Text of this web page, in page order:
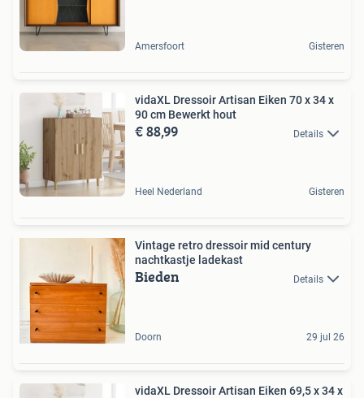
Amersfoort Gisteren
vidaXL Dressoir Artisan Eiken 70 x 34 x
90 cm Bewerkt hout
€ 88,99 Details
Heel Nederland Gisteren
Vintage retro dressoir mid century
nachtkastje ladekast
Bieden Details
Doorn 29 jul 26
vidaXL Dressoir Artisan Eiken 69,5 x 34 x